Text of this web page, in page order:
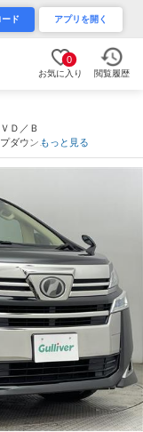
ド アプリを開く
0
お気に入り 閲覧履歴
Ｄ／Ｂ
ダウンモ
ＥＤヘッ
もっと見る